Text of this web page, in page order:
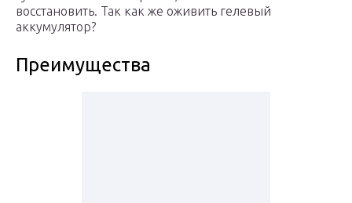
восстановить. Так как же оживить гелевый
аккумулятор?
Преимущества